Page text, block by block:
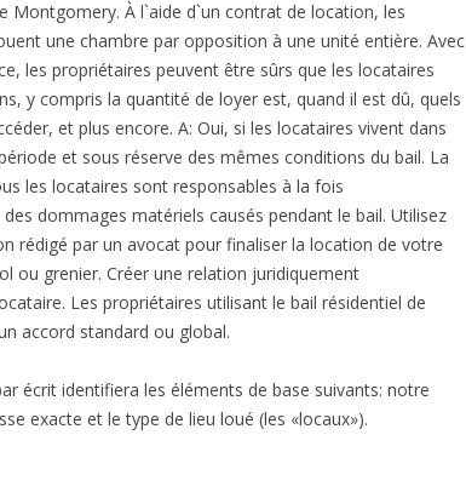
Montgomery. À l`aide d`un contrat de location, les
une chambre par opposition à une unité entière. Avec
les propriétaires peuvent être sûrs que les locataires
y compris la quantité de loyer est, quand il est dû, quels
et plus encore. A: Oui, si les locataires vivent dans
et sous réserve des mêmes conditions du bail. La
les locataires sont responsables à la fois
dommages matériels causés pendant le bail. Utilisez
rédigé par un avocat pour finaliser la location de votre
ou grenier. Créer une relation juridiquement
Les propriétaires utilisant le bail résidentiel de
accord standard ou global.
écrit identifiera les éléments de base suivants: notre
exacte et le type de lieu loué (les «locaux»).